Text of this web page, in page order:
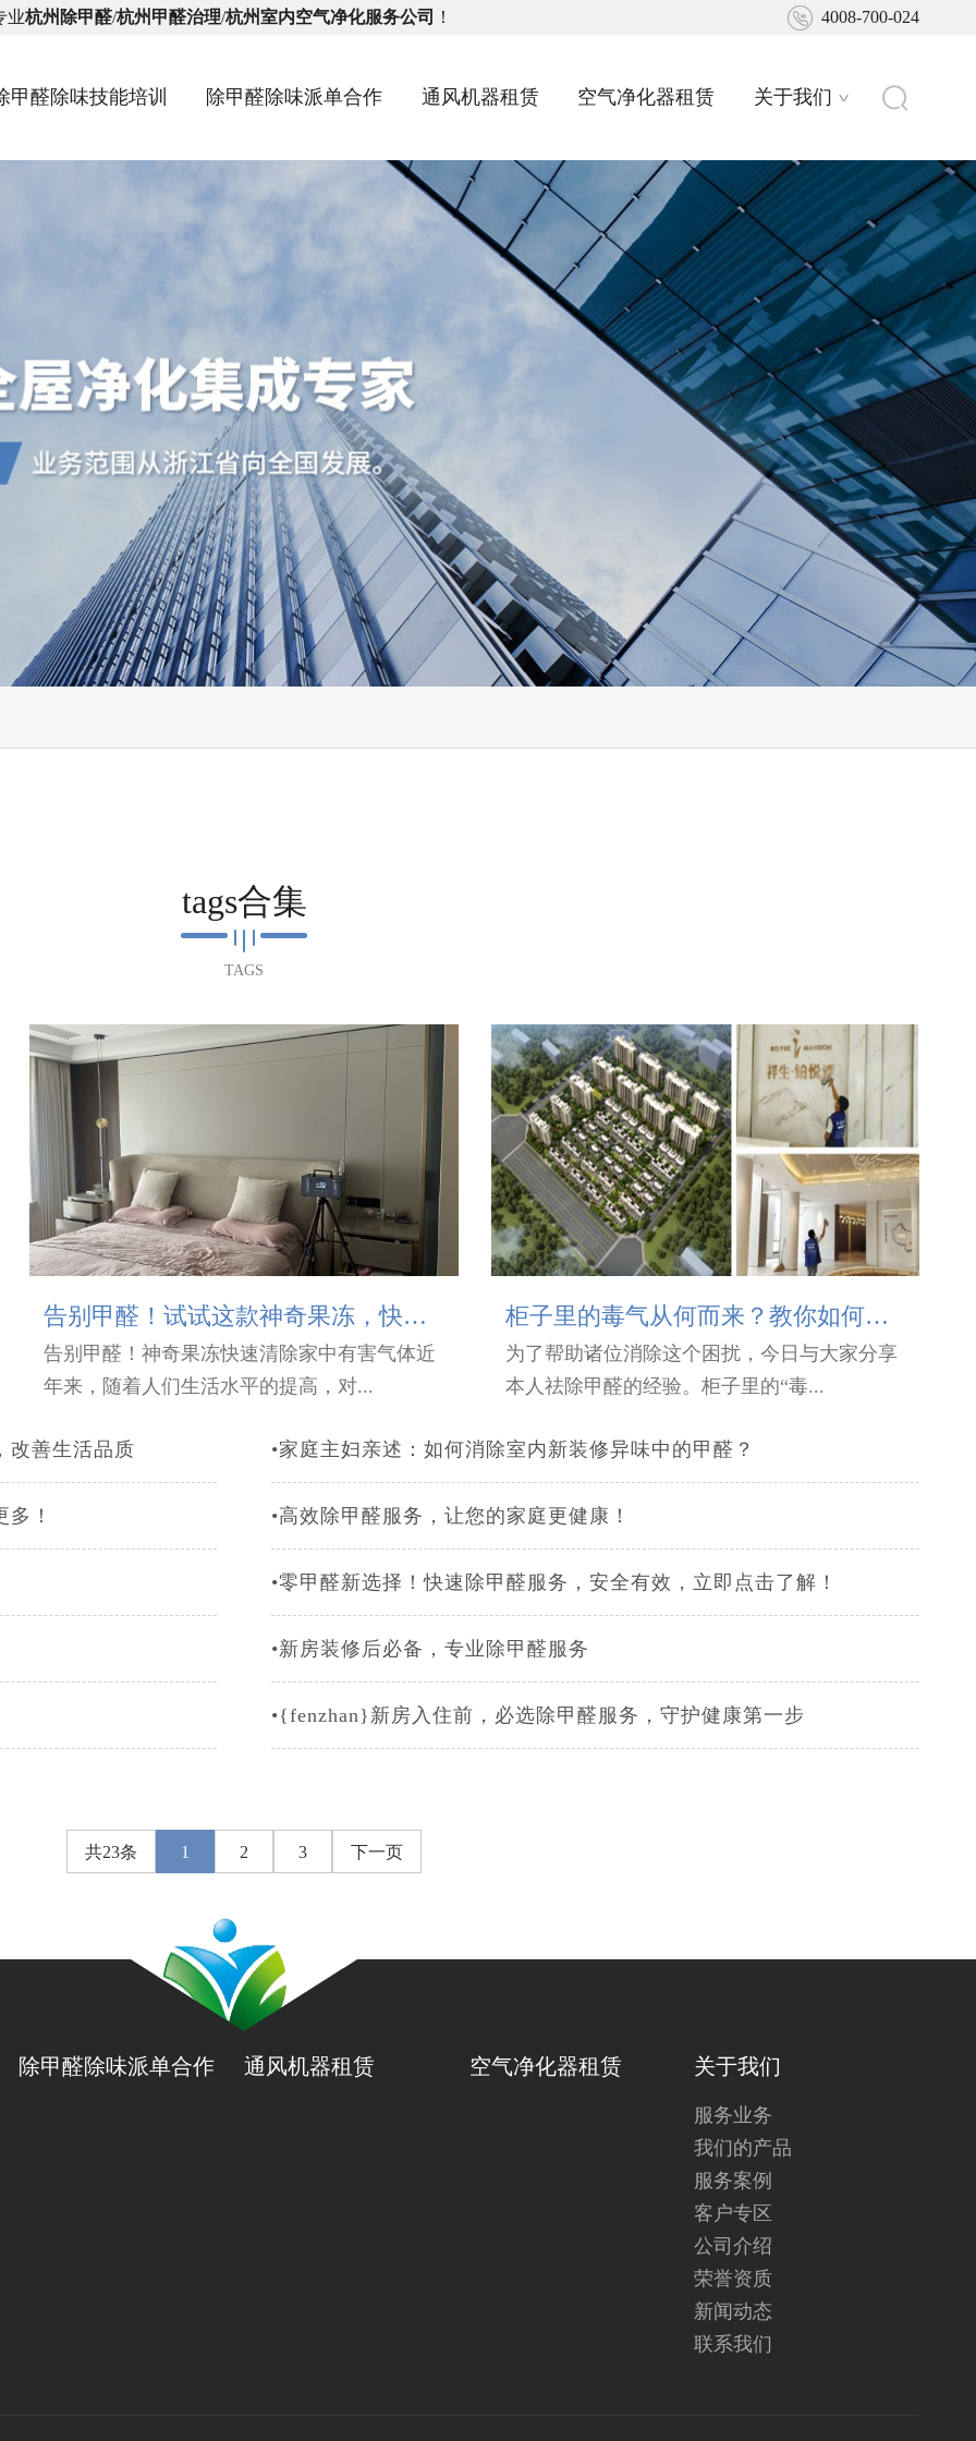
业杭州除甲醛/杭州甲醛治理/杭州室内空气净化服务公司 ！ 4008-700-024
甲醛除味技能培训 除甲醛除味派单合作 通风机器租赁 空气净化器租赁 关于我们
tags合集
TAGS
告别甲醛！试试这款神奇果冻，快速清除家中有害气体！
告别甲醛！神奇果冻快速清除家中有害气体近
年来，随着人们生活水平的提高，对...
柜子里的毒气从何而来？教你如何有效祛除甲醛
为了帮助诸位消除这个困扰，今日与大家分享
本人祛除甲醛的经验。柜子里的“毒...
改善生活品质 •家庭主妇亲述：如何消除室内新装修异味中的甲醛？
！ •高效除甲醛服务，让您的家庭更健康！
•零甲醛新选择！快速除甲醛服务，安全有效，立即点击了解！
•新房装修后必备，专业除甲醛服务
•{fenzhan}新房入住前，必选除甲醛服务，守护健康第一步
共23条 1 2 3 下一页
除甲醛除味派单合作 通风机器租赁 空气净化器租赁 关于我们
服务业务
我们的产品
服务案例
客户专区
公司介绍
荣誉资质
新闻动态
联系我们